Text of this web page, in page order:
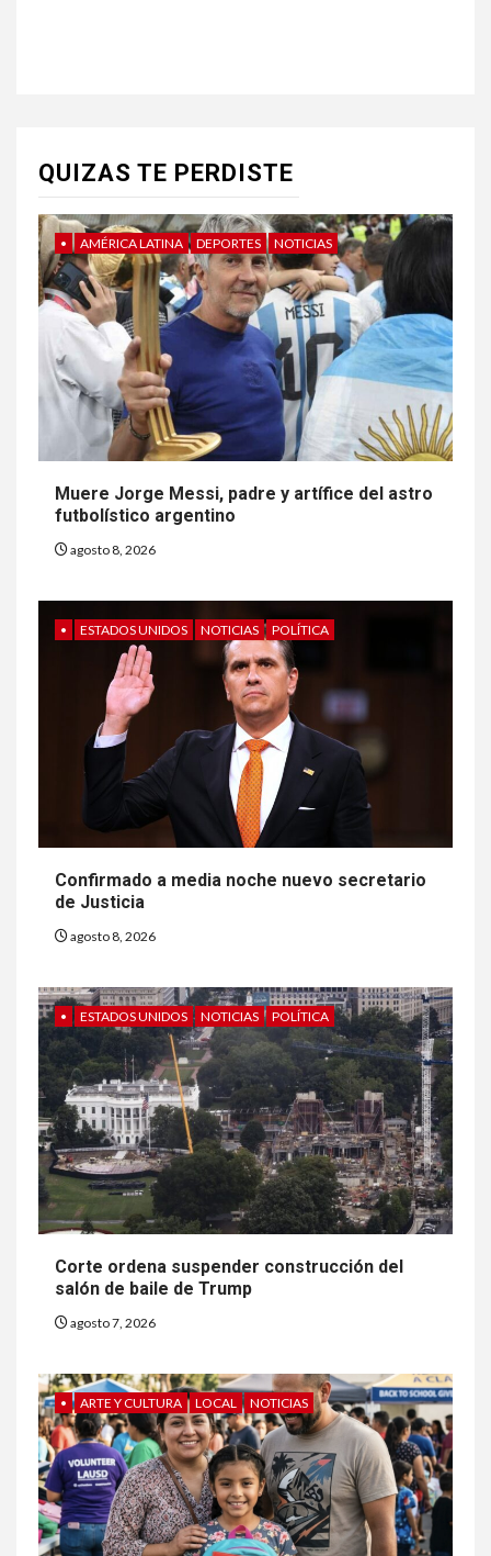
QUIZAS TE PERDISTE
• AMÉRICA LATINA DEPORTES NOTICIAS
Muere Jorge Messi, padre y artífice del astro
futbolístico argentino
agosto 8, 2026
• ESTADOS UNIDOS NOTICIAS POLÍTICA
Confirmado a media noche nuevo secretario
de Justicia
agosto 8, 2026
• ESTADOS UNIDOS NOTICIAS POLÍTICA
Corte ordena suspender construcción del
salón de baile de Trump
agosto 7, 2026
• ARTE Y CULTURA LOCAL NOTICIAS